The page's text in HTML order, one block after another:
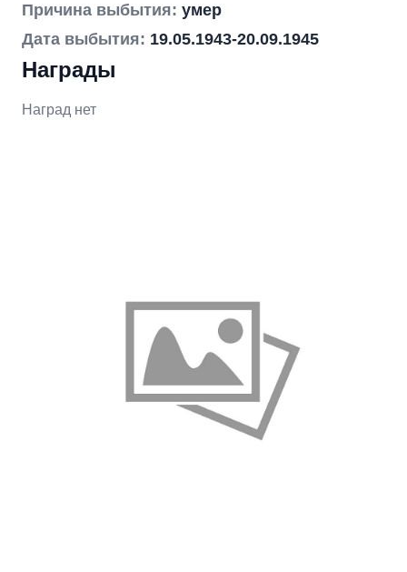
Причина выбытия: умер
Дата выбытия: 19.05.1943-20.09.1945
Награды
Наград нет